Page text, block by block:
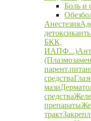
Боль и
Анестезия
БКК,
ИАПФ...)
средства
мази
средства
препараты
тракт